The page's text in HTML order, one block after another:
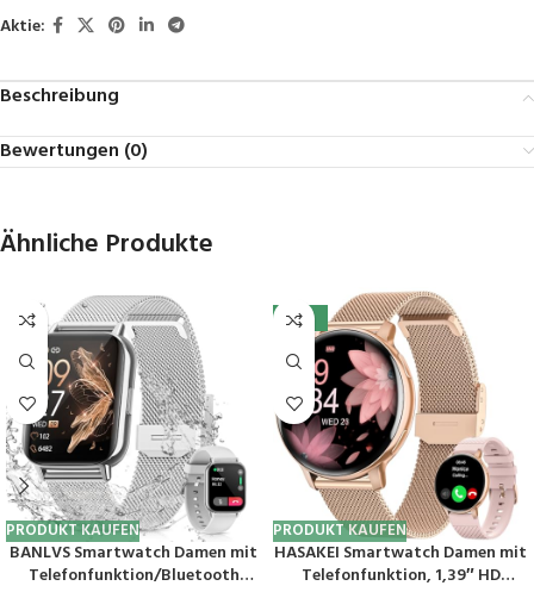
Aktie:
Beschreibung
Bewertungen (0)
Ähnliche Produkte
PRODUKT KAUFEN
BANLVS Smartwatch Damen mit
Telefonfunktion/Bluetooth
-20%
PRODUKT KAUFEN
HASAKEI Smartwatch Damen mit
Telefonfunktion, 1,39″ HD